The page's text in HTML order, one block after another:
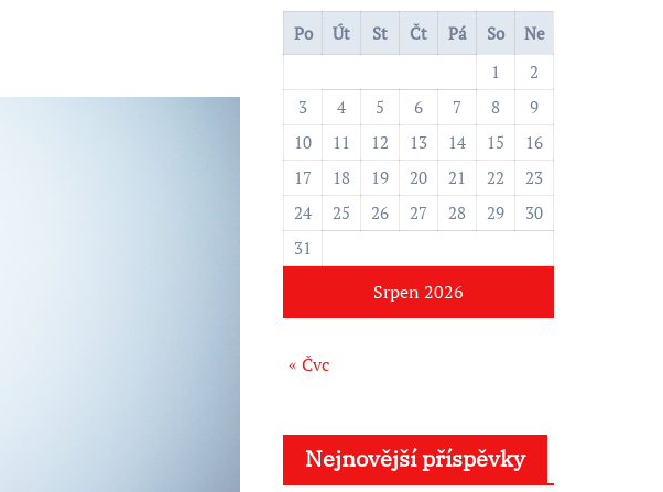
á
v
á
Srpen 2026
Po Út St Čt Pá So
Ne
1
2
3
4 5 6 7 8
9
10
11 12 13 14 15
16
17
18 19 20 21 22
23
24
25 26 27 28 29
30
31
« Čvc
Nejnovější příspěvky